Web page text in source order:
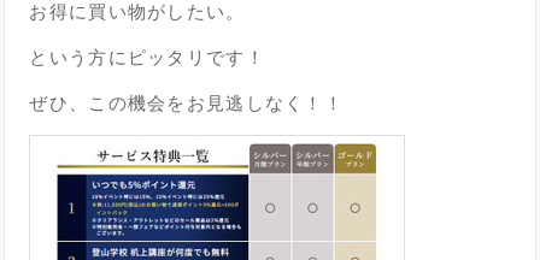
お得に買い物がしたい。
という方にピッタリです！
ぜひ、この機会をお見逃しなく！！